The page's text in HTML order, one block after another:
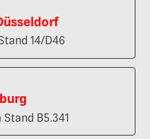
14/D46
B5.341